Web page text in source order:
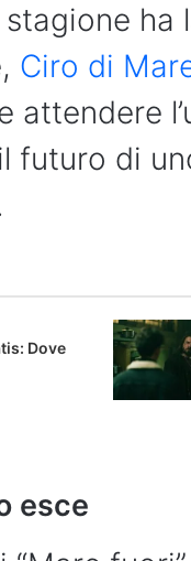
ha
Ciro di
attendere
futuro di
Dove
esce